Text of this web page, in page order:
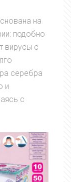
на
подобно
вирусы с
серебра
и
с